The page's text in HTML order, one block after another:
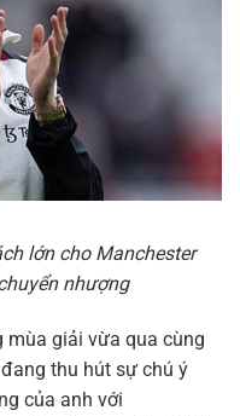
lớn cho Manchester
nhượng
mùa giải vừa qua cùng
thu hút sự chú ý
của anh với